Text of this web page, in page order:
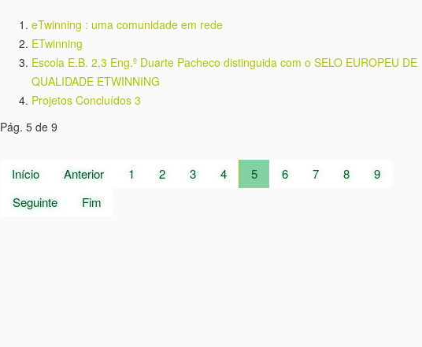
eTwinning : uma comunidade em rede
ETwinning
Escola E.B. 2,3 Eng.º Duarte Pacheco distinguida com o SELO EUROPEU DE
QUALIDADE ETWINNING
Projetos Concluídos 3
Pág. 5 de 9
Início Anterior 1 2 3 4 5 6 7 8
9
Seguinte
Fim